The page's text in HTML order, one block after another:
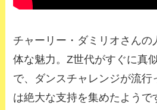
チャーリー・ダミリオさんの
体な魅力。Z世代がすぐに真
で、ダンスチャレンジが流行
は絶大な支持を集めたようで